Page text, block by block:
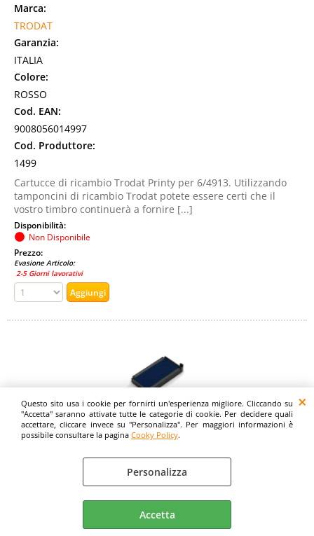
Questo sito usa i cookie per fornirti un'esperienza migliore. Cliccando su
"Accetta" saranno attivate tutte le categorie di cookie. Per decidere quali
accettare, cliccare invece su "Personalizza". Per maggiori informazioni è
possibile consultare la pagina Cooky Policy.
Personalizza
Accetta
Marca:
TRODAT
Garanzia:
ITALIA
Colore:
ROSSO
Cod. EAN:
9008056014997
Cod. Produttore:
1499
Cartucce di ricambio Trodat Printy per 6/4913. Utilizzando
tamponcini di ricambio Trodat potete essere certi che il
vostro timbro continuerà a fornire [...]
Disponibilità:
Non Disponibile
Prezzo:
Evasione Articolo:
2-5 Giorni lavorativi
TRODAT 6/4914 CARTUCCE DI RICAMBIO BLU CONF 2